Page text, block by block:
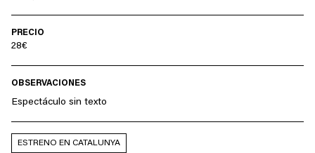
PRECIO
28€
OBSERVACIONES
Espectáculo sin texto
ESTRENO EN CATALUNYA